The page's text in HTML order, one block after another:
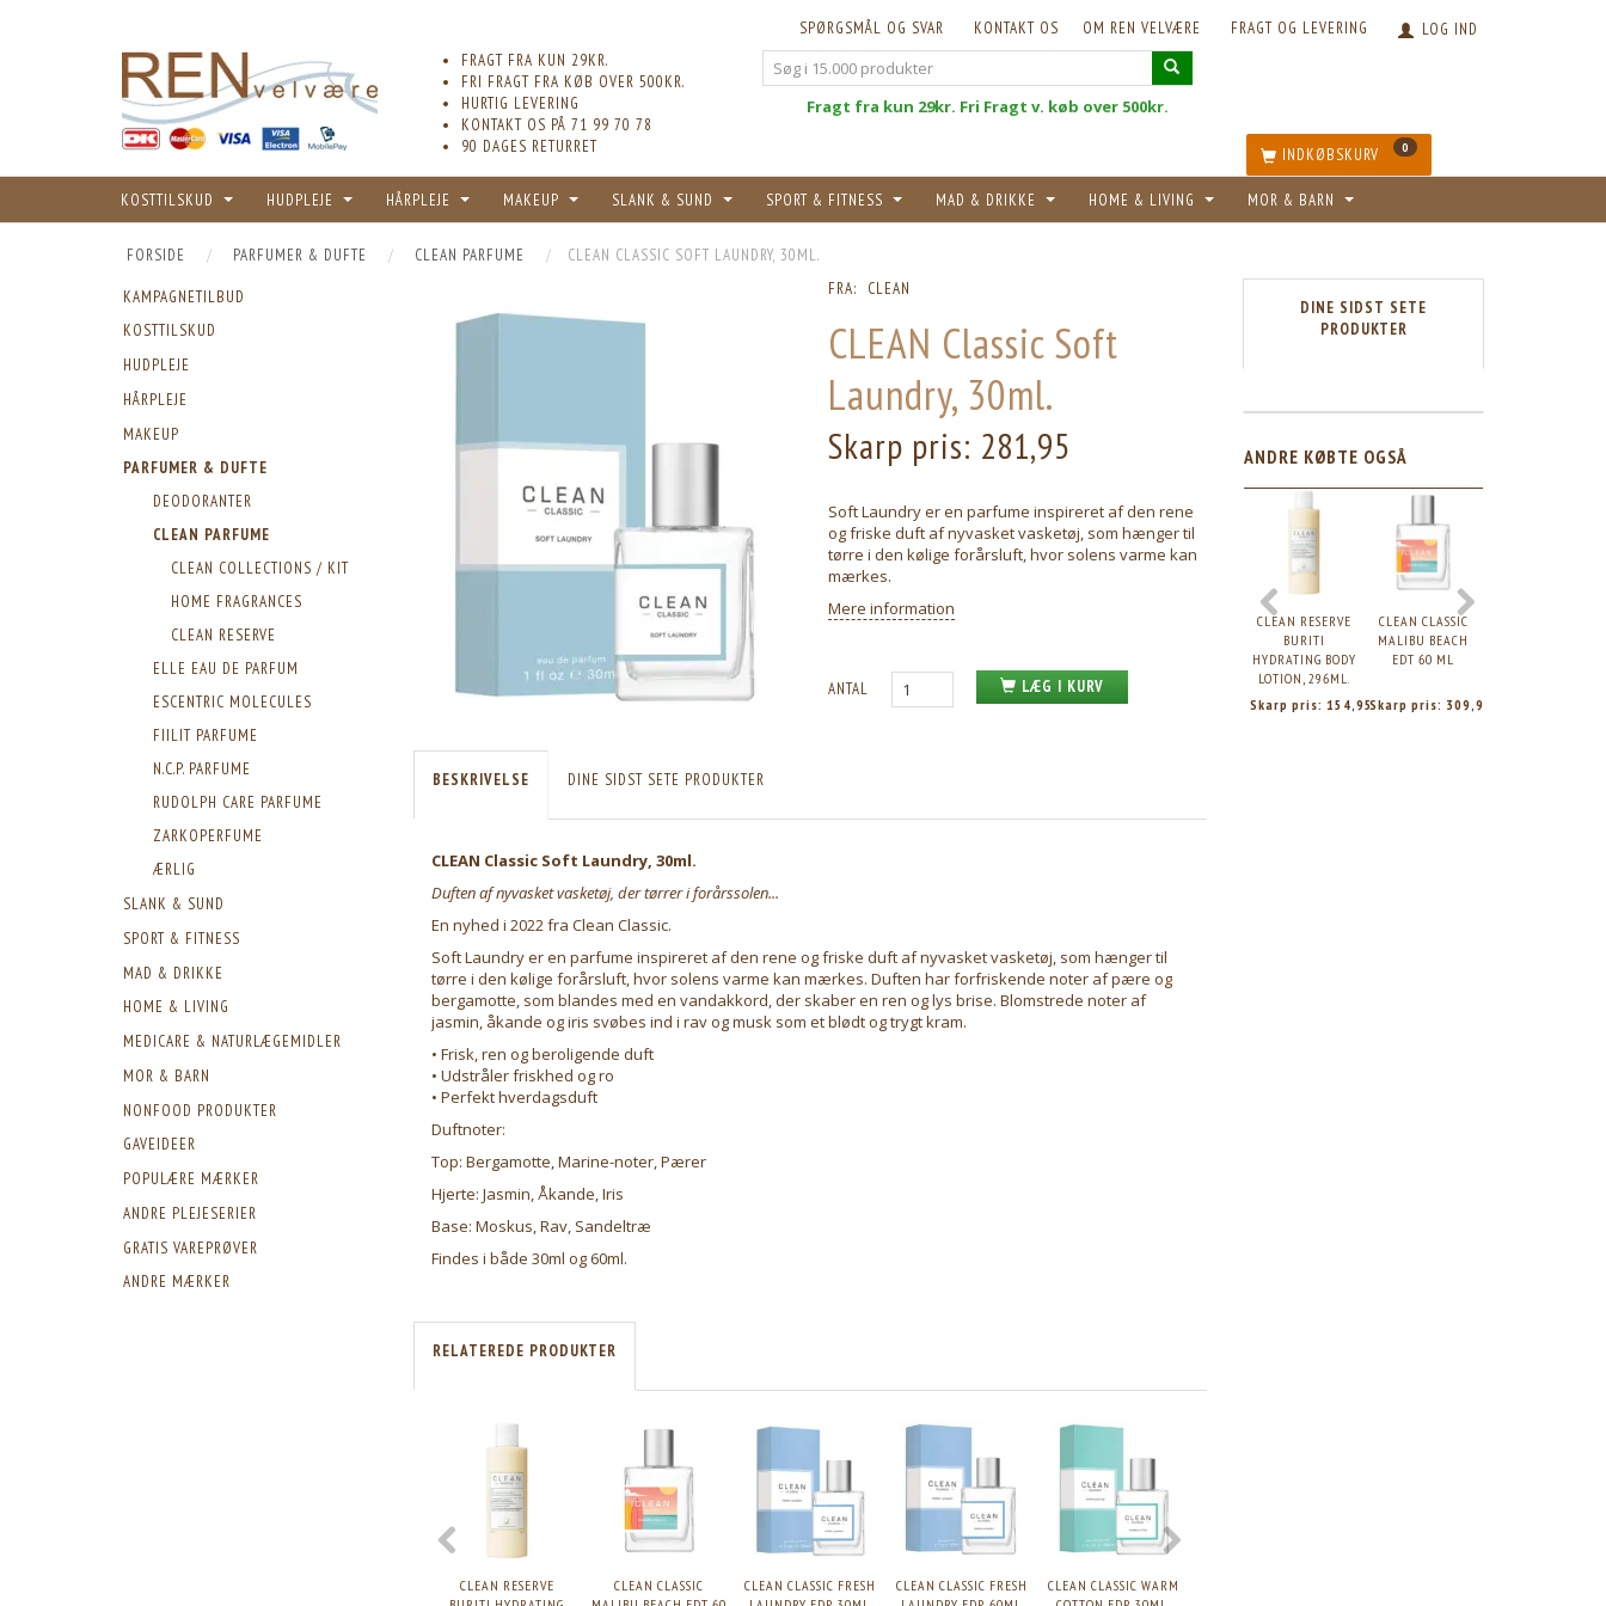
LOG IND
FRAGT OG LEVERING
OM REN VELVÆRE
KONTAKT OS
SPØRGSMÅL OG SVAR
FRAGT FRA KUN 29KR.
FRI FRAGT FRA KØB OVER 500KR.
HURTIG LEVERING
KONTAKT OS PÅ 71 99 70 78
90 DAGES RETURRET
Fragt fra kun 29kr. Fri Fragt v. køb over 500kr.
INDKØBSKURV 0
KOSTTILSKUD HUDPLEJE HÅRPLEJE MAKEUP SLANK & SUND SPORT & FITNESS MAD & DRIKKE HOME & LIVING MOR & BARN
FORSIDE PARFUMER & DUFTE CLEAN PARFUME CLEAN CLASSIC SOFT LAUNDRY, 30ML.
KAMPAGNETILBUD
KOSTTILSKUD
HUDPLEJE
HÅRPLEJE
MAKEUP
PARFUMER & DUFTE
DEODORANTER
CLEAN PARFUME
CLEAN COLLECTIONS / KIT
HOME FRAGRANCES
CLEAN RESERVE
ELLE EAU DE PARFUM
ESCENTRIC MOLECULES
FIILIT PARFUME
N.C.P. PARFUME
RUDOLPH CARE PARFUME
ZARKOPERFUME
ÆRLIG
SLANK & SUND
SPORT & FITNESS
MAD & DRIKKE
HOME & LIVING
MEDICARE & NATURLÆGEMIDLER
MOR & BARN
NONFOOD PRODUKTER
GAVEIDEER
POPULÆRE MÆRKER
ANDRE PLEJESERIER
GRATIS VAREPRØVER
ANDRE MÆRKER
FRA: CLEAN
CLEAN Classic Soft
Laundry, 30ml.
Skarp pris: 281,95
Soft Laundry er en parfume inspireret af den rene
og friske duft af nyvasket vasketøj, som hænger til
tørre i den kølige forårsluft, hvor solens varme kan
mærkes.
Mere information
ANTAL LÆG I KURV
BESKRIVELSE DINE SIDST SETE PRODUKTER
CLEAN Classic Soft Laundry, 30ml.
Duften af nyvasket vasketøj, der tørrer i forårssolen...
En nyhed i 2022 fra Clean Classic.
Soft Laundry er en parfume inspireret af den rene og friske duft af nyvasket vasketøj, som hænger til
tørre i den kølige forårsluft, hvor solens varme kan mærkes. Duften har forfriskende noter af pære og
bergamotte, som blandes med en vandakkord, der skaber en ren og lys brise. Blomstrede noter af
jasmin, åkande og iris svøbes ind i rav og musk som et blødt og trygt kram.
• Frisk, ren og beroligende duft
• Udstråler friskhed og ro
• Perfekt hverdagsduft
Duftnoter:
Top: Bergamotte, Marine-noter, Pærer
Hjerte: Jasmin, Åkande, Iris
Base: Moskus, Rav, Sandeltræ
Findes i både 30ml og 60ml.
RELATEREDE PRODUKTER
CLEAN RESERVE
CLEAN CLASSIC
CLEAN CLASSIC FRESH
CLEAN CLASSIC FRESH
CLEAN CLASSIC WARM
DINE SIDST SETE
PRODUKTER
ANDRE KØBTE OGSÅ
CLEAN RESERVE
BURITI
HYDRATING BODY
LOTION, 296ML.
Skarp pris:154,95
CLEAN CLASSIC
MALIBU BEACH
EDT 60 ML
Skarp pris: 309,95